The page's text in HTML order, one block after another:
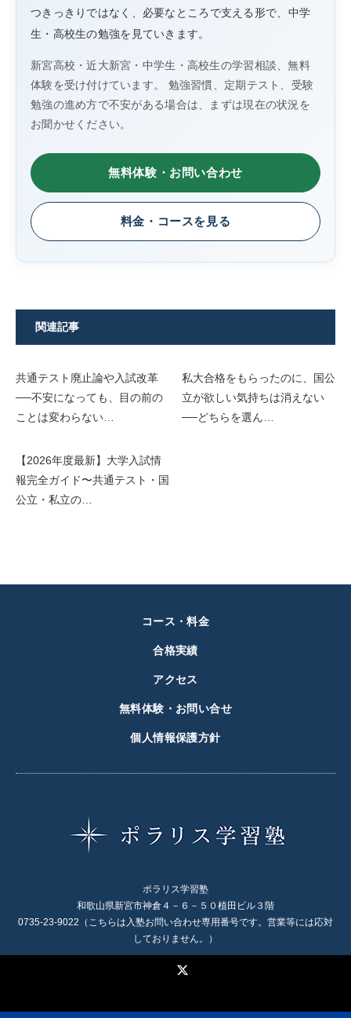
つきっきりではなく、必要なところで支える形で、中学
生・高校生の勉強を見ていきます。
新宮高校・近大新宮・中学生・高校生の学習相談、無料
体験を受け付けています。 勉強習慣、定期テスト、受験
勉強の進め方で不安がある場合は、まずは現在の状況を
お聞かせください。
無料体験・お問い合わせ
料金・コースを見る
関連記事
共通テスト廃止論や入試改革
──不安になっても、目の前の
ことは変わらない…
私大合格をもらったのに、国公
立が欲しい気持ちは消えない
──どちらを選ん…
【2026年度最新】大学入試情
報完全ガイド〜共通テスト・国
公立・私立の…
コース・料金
合格実績
アクセス
無料体験・お問い合せ
個人情報保護方針
ポラリス学習塾
和歌山県新宮市神倉４－６－５０植田ビル３階
0735-23-9022（こちらは入塾お問い合わせ専用番号です。営業等には応対
しておりません。）